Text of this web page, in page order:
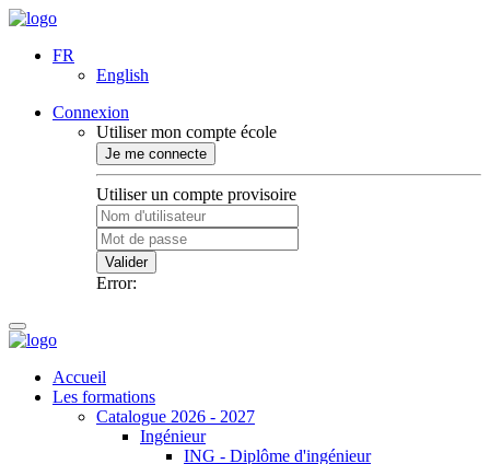
FR
English
Connexion
Utiliser mon compte école
Je me connecte
Utiliser un compte provisoire
Valider
Error:
Accueil
Les formations
Catalogue 2026 - 2027
Ingénieur
ING - Diplôme d'ingénieur